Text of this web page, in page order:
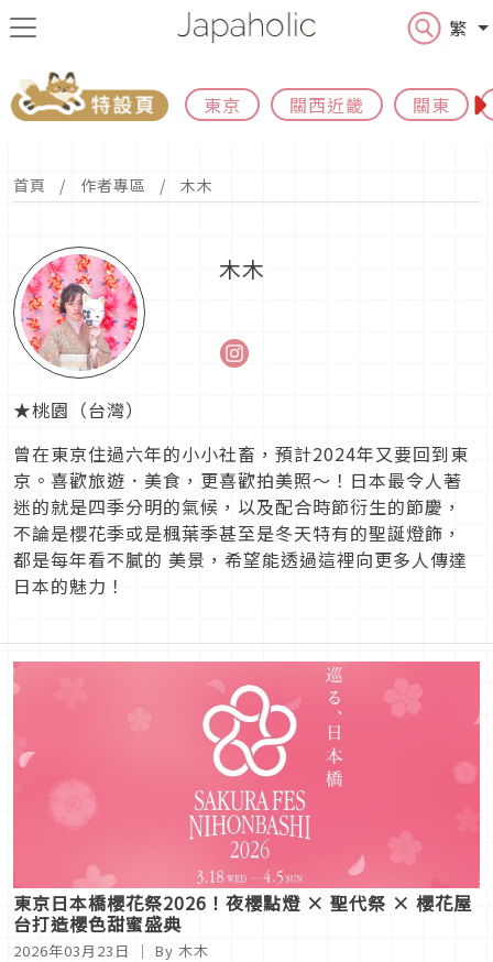
繁
東京 關西近畿 關東
首頁 作者專區 木木
木木
★桃園（台灣）
曾在東京住過六年的小小社畜，預計2024年又要回到東
京。喜歡旅遊．美食，更喜歡拍美照～！日本最令人著
迷的就是四季分明的氣候，以及配合時節衍生的節慶，
不論是櫻花季或是楓葉季甚至是冬天特有的聖誕燈飾，
都是每年看不膩的 美景，希望能透過這裡向更多人傳達
日本的魅力！
東京日本橋櫻花祭2026！夜櫻點燈 × 聖代祭 × 櫻花屋
台打造櫻色甜蜜盛典
2026年03月23日 ｜ By 木木